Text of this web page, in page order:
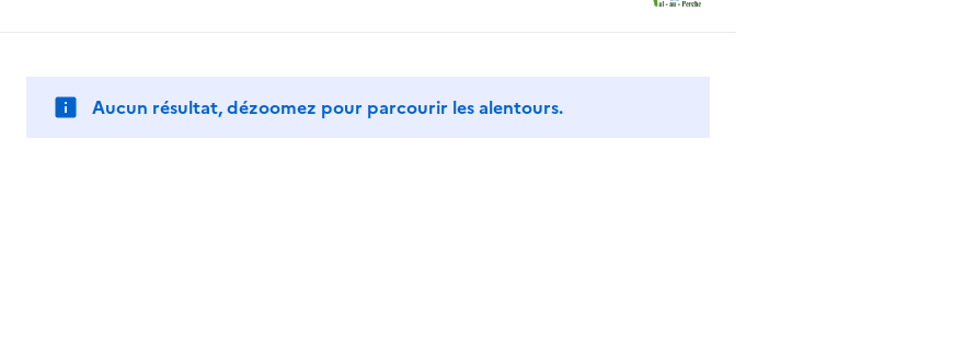
Aucun résultat, dézoomez pour parcourir les alentours.